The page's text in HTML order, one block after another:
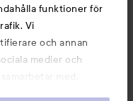
funktioner för
Vi
och annan
medier och
med.